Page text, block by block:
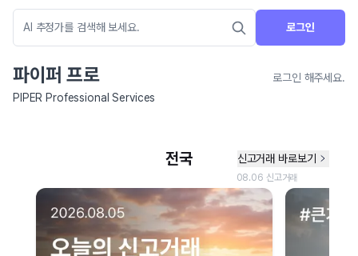
로그인
파이퍼 프로
로그인 해주세요.
PIPER Professional Services